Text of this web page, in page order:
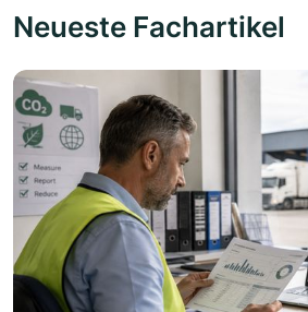
Neueste Fachartikel